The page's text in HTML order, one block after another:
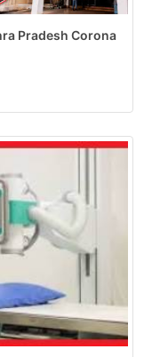
Pradesh Corona